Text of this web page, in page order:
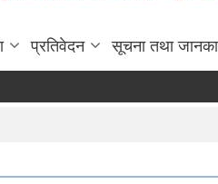
प्रतिवेदन सूचना तथा